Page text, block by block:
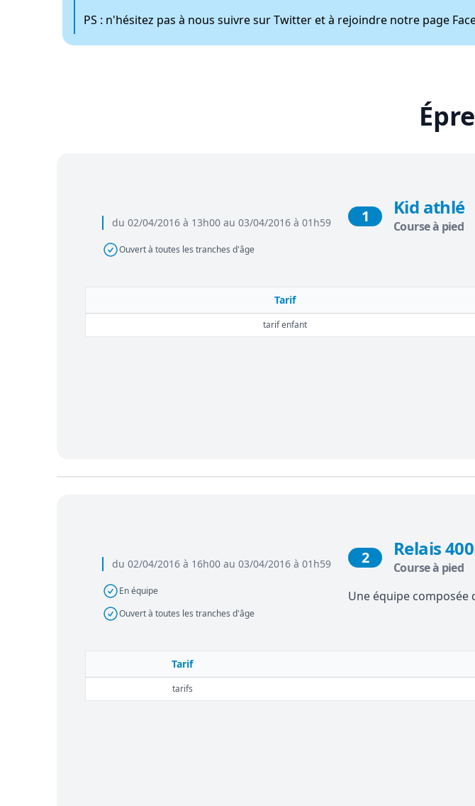
PS : n'hésitez pas à nous suivre sur Twitter et à rejoindre notre page
du 02/04/2016 à 13h00 au 03/04/2016 à 01h59
Ouvert à toutes les tranches d'âge
1 Kid athlé
Course à pied
Tarif
tarif enfant
du 02/04/2016 à 16h00 au 03/04/2016 à 01h59
En équipe
Ouvert à toutes les tranches d'âge
2 Relais
Course à pied
Une équipe composée
Tarif
tarifs